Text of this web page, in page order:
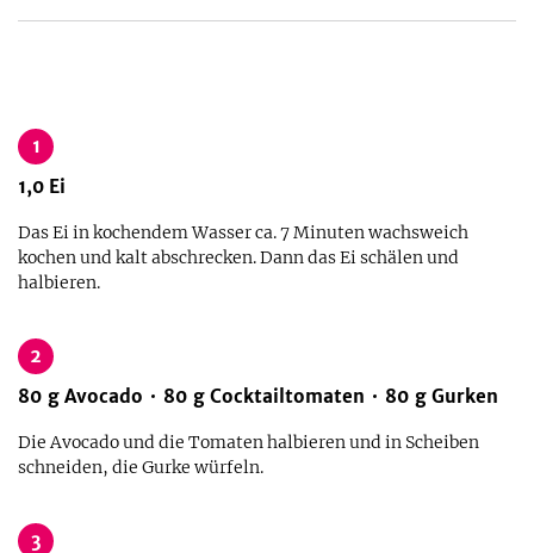
1
1,0 Ei
Das Ei in kochendem Wasser ca. 7 Minuten wachsweich
kochen und kalt abschrecken. Dann das Ei schälen und
halbieren.
2
80 g Avocado 80 g Cocktailtomaten 80 g Gurken
Die Avocado und die Tomaten halbieren und in Scheiben
schneiden, die Gurke würfeln.
3